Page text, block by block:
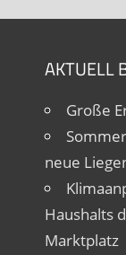
AKTUELL
Große
neue
Haushalts
Marktplatz